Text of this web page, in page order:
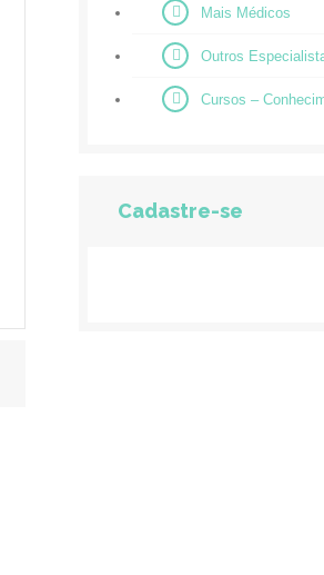
Mais Médicos
Outros
Cursos –
Cadastre-se